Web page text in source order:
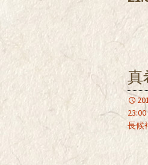
真
長候